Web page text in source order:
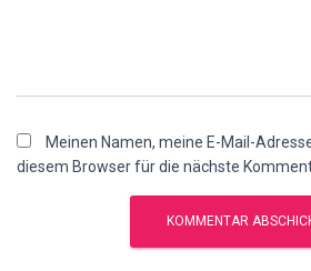
Meinen Namen, meine E-Mail-
diesem Browser für die nächste